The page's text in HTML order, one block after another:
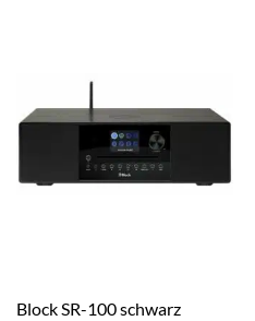
Block SR-100 schwarz